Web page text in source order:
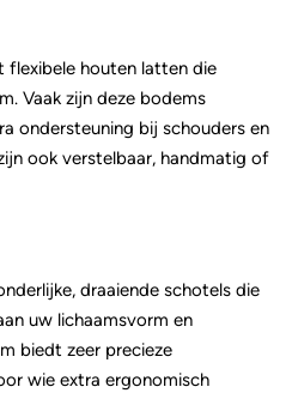
flexibele houten latten die
Vaak zijn deze bodems
ondersteuning bij schouders en
ook verstelbaar, handmatig of
draaiende schotels die
uw lichaamsvorm en
biedt zeer precieze
wie extra ergonomisch